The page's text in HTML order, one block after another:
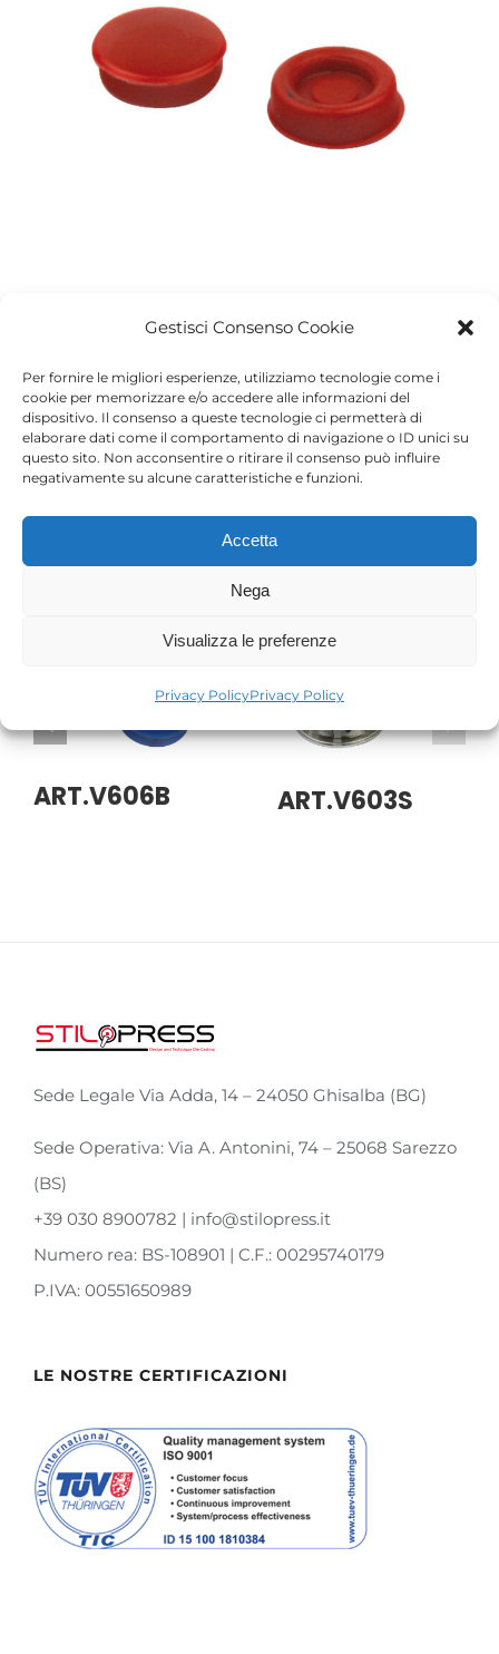
Gestisci Consenso Cookie
Per fornire le migliori esperienze, utilizziamo tecnologie come i
cookie per memorizzare e/o accedere alle informazioni del
dispositivo. Il consenso a queste tecnologie ci permetterà di
elaborare dati come il comportamento di navigazione o ID unici su
questo sito. Non acconsentire o ritirare il consenso può influire
negativamente su alcune caratteristiche e funzioni.
Accetta
Nega
Visualizza le preferenze
Privacy PolicyPrivacy Policy
Project Details
Categories: Accessori
Progetti correlati
ART.V606B ART.V603S
Sede Legale Via Adda, 14 – 24050 Ghisalba (BG)
Sede Operativa: Via A. Antonini, 74 – 25068 Sarezzo
(BS)
+39 030 8900782 | info@stilopress.it
Numero rea: BS-108901 | C.F.: 00295740179
P.IVA: 00551650989
LE NOSTRE CERTIFICAZIONI